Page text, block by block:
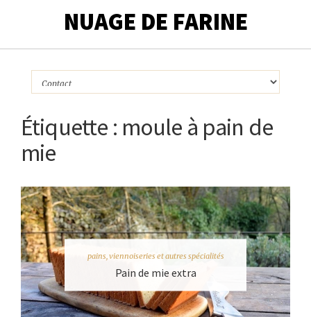
NUAGE DE FARINE
Étiquette : moule à pain de
mie
pains, viennoiseries et autres spécialités
Pain de mie extra